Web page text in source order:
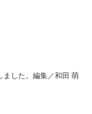
ました。編集／和田 萌